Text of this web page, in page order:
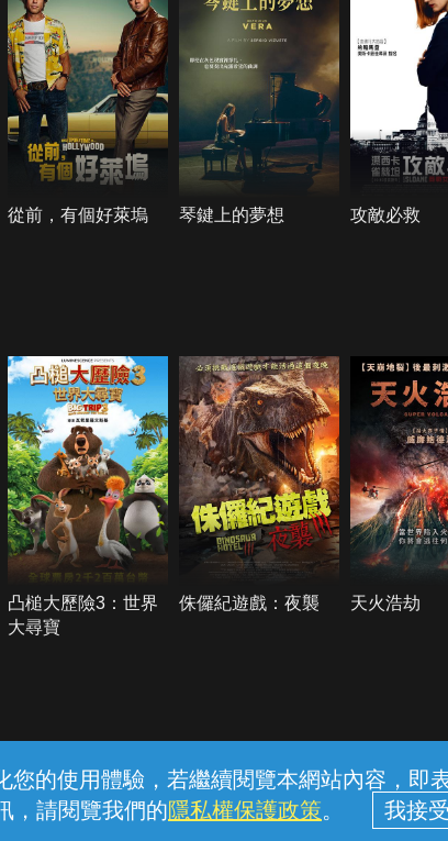
的使用體驗，若繼續閱覽本網站內容，即
，請閱覽我們的隱私權保護政策。
從前，有個好萊塢 琴鍵上的夢想 攻敵必救
凸槌大歷險3：世界
大尋寶
侏儸紀遊戲：夜襲 天火浩劫
線上客服 服務條款 隱私權保護
份有限公司個人家庭分公司 (統一編號：96979949) © 2026